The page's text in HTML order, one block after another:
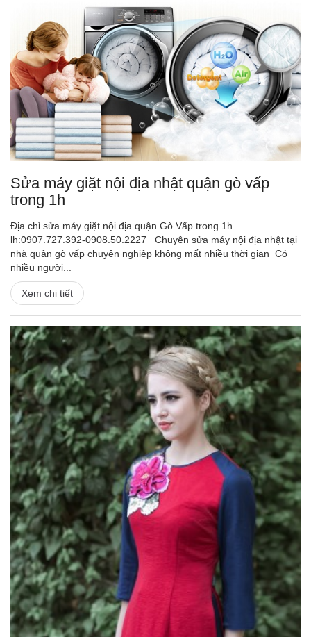
Sửa máy giặt nội địa nhật quận gò vấp
trong 1h
Địa chỉ sửa máy giặt nội địa quận Gò Vấp trong 1h
lh:0907.727.392-0908.50.2227 Chuyên sửa máy nội địa nhật tại
nhà quận gò vấp chuyên nghiệp không mất nhiều thời gian Có
nhiều người...
Xem chi tiết